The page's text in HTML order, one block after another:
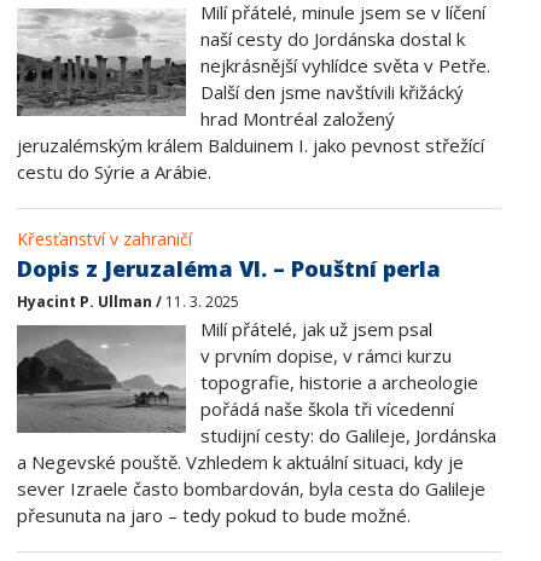
Milí přátelé, minule jsem se v líčení
naší cesty do Jordánska dostal k
nejkrásnější vyhlídce světa v Petře.
Další den jsme navštívili křižácký
hrad Montréal založený
jeruzalémským králem Balduinem I. jako pevnost střežící
cestu do Sýrie a Arábie.
Křesťanství v zahraničí
Dopis z Jeruzaléma VI. – Pouštní perla
Hyacint P. Ullman / 11. 3. 2025
Milí přátelé, jak už jsem psal
v prvním dopise, v rámci kurzu
topografie, historie a archeologie
pořádá naše škola tři vícedenní
studijní cesty: do Galileje, Jordánska
a Negevské pouště. Vzhledem k aktuální situaci, kdy je
sever Izraele často bombardován, byla cesta do Galileje
přesunuta na jaro – tedy pokud to bude možné.